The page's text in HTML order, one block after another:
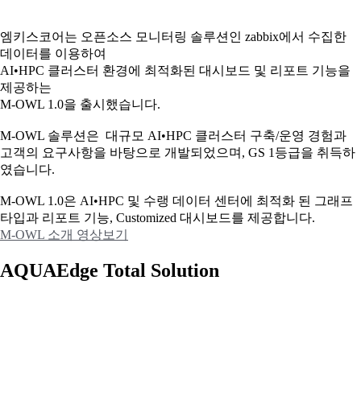
엠키스코어는 오픈소스 모니터링 솔루션인 zabbix에서 수집한
데이터를 이용하여
AI•HPC 클러스터 환경에 최적화된 대시보드 및 리포트 기능을
제공하는
M-OWL 1.0을 출시했습니다.
M-OWL 솔루션은 대규모 AI•HPC 클러스터 구축/운영 경험과
고객의 요구사항을 바탕으로 개발되었으며, GS 1등급을 취득하
였습니다.
M-OWL 1.0은 AI•HPC 및 수랭 데이터 센터에 최적화 된 그래프
타입과 리포트 기능, Customized 대시보드를 제공합니다.
M-OWL 소개 영상보기
AQUAEdge Total Solution